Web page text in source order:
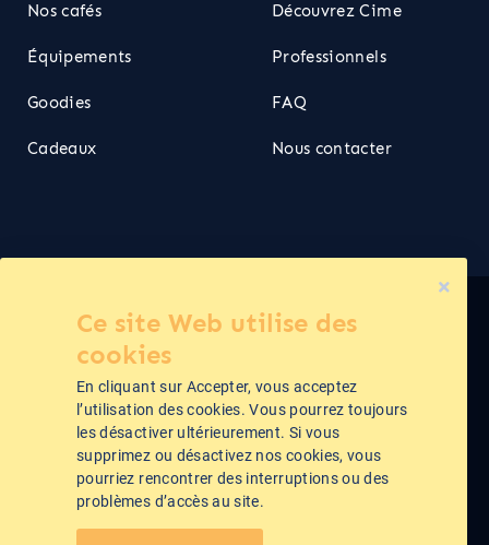
Ce site Web utilise des
cookies
En cliquant sur Accepter, vous acceptez
l’utilisation des cookies. Vous pourrez toujours
les désactiver ultérieurement. Si vous
supprimez ou désactivez nos cookies, vous
pourriez rencontrer des interruptions ou des
problèmes d’accès au site.
Nos cafés
Équipements
Goodies
Cadeaux
Découvrez Cime
Professionnels
FAQ
Nous contacter
Cime ©2026
Politique de confidentialité
Conditions Générales de Vente